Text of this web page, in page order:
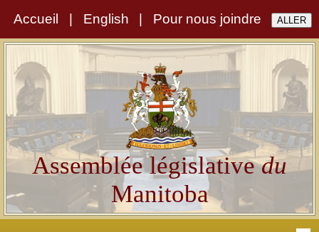
Accueil English Pour nous joindre
Assemblée législativedu
Manitoba